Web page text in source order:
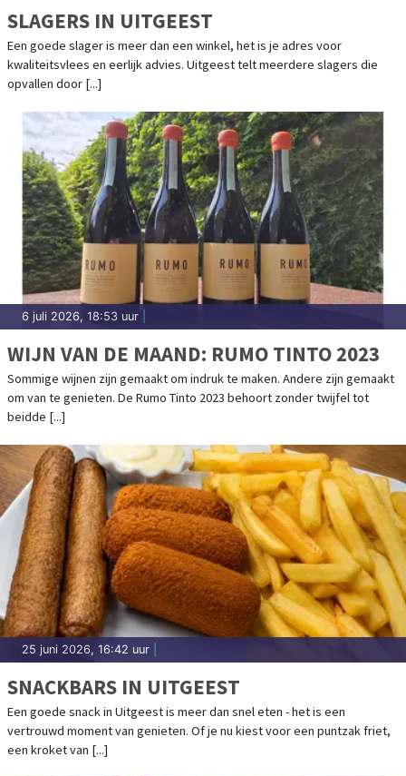
SLAGERS IN UITGEEST
Een goede slager is meer dan een winkel, het is je adres voor
kwaliteitsvlees en eerlijk advies. Uitgeest telt meerdere slagers die
opvallen door [...]
6 juli 2026, 18:53 uur
WIJN VAN DE MAAND: RUMO TINTO 2023
Sommige wijnen zijn gemaakt om indruk te maken. Andere zijn gemaakt
om van te genieten. De Rumo Tinto 2023 behoort zonder twijfel tot
beidde [...]
25 juni 2026, 16:42 uur
SNACKBARS IN UITGEEST
Een goede snack in Uitgeest is meer dan snel eten - het is een
vertrouwd moment van genieten. Of je nu kiest voor een puntzak friet,
een kroket van [...]